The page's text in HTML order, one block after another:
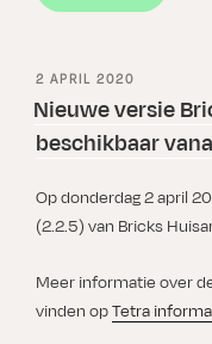
COVID-
nu
NHGDoc”
GEPLAATST
OP
2 APRIL 2020
Nieuwe versie
beschikbaar
Op donderdag 2 april
(2.2.5) van Bricks
Meer informatie over
vinden opTetra